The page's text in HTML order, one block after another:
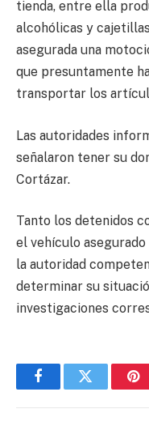
tienda, entre ella
alcohólicas y
asegurada una
que presuntamente
transportar los
Las autoridades
señalaron tener su
Cortázar.
Tanto los detenidos
el vehículo
la autoridad
determinar su
investigaciones
FacebookTwitter